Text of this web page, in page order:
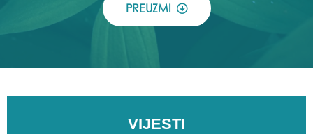
PREUZMI
VIJESTI